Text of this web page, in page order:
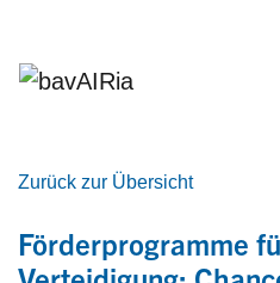
Zurück zur Übersicht
Förderprogramme